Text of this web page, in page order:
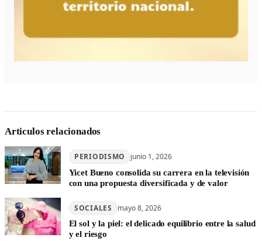
Articulos relacionados
PERIODISMO junio 1, 2026
Yicet Bueno consolida su carrera en la televisión
con una propuesta diversificada y de valor
SOCIALES mayo 8, 2026
El sol y la piel: el delicado equilibrio entre la salud
y el riesgo